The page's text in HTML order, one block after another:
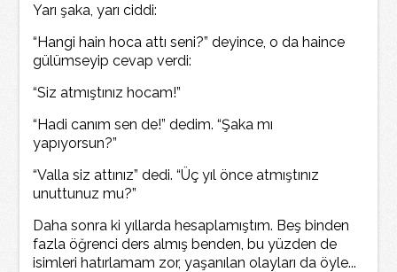
Yarı şaka, yarı ciddi:
“Hangi hain hoca attı seni?” deyince, o da haince
gülümseyip cevap verdi:
“Siz atmıştınız hocam!”
“Hadi canım sen de!” dedim. “Şaka mı
yapıyorsun?”
“Valla siz attınız” dedi. “Üç yıl önce atmıştınız
unuttunuz mu?”
Daha sonra ki yıllarda hesaplamıştım. Beş binden
fazla öğrenci ders almış benden, bu yüzden de
isimleri hatırlamam zor, yaşanılan olayları da öyle...